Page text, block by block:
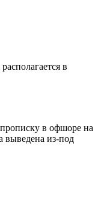
в
в офшоре на
выведена из-под